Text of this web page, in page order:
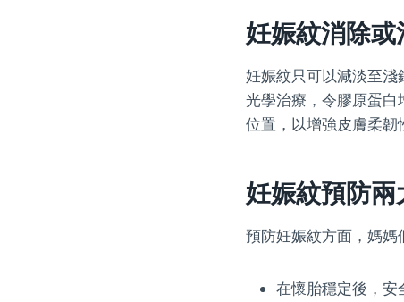
妊娠紋消除或
妊娠紋只可以減淡至
光學治療，令膠原蛋
位置，以增強皮膚柔韌
妊娠紋預防兩
預防妊娠紋方面，媽媽
在懷胎穩定後，安